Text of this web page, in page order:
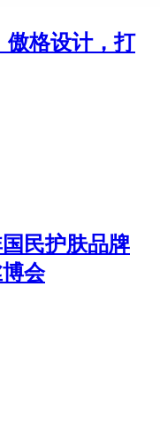
傲格设计，打
民护肤品牌
会